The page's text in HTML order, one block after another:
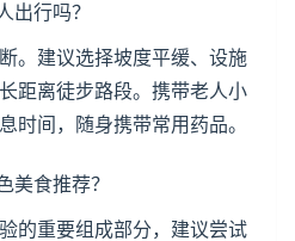
出行吗？
。建议选择坡度平缓、设施
距离徒步路段。携带老人小
时间，随身携带常用药品。
美食推荐？
的重要组成部分，建议尝试